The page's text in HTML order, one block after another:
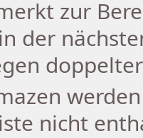
zur
der
nicht